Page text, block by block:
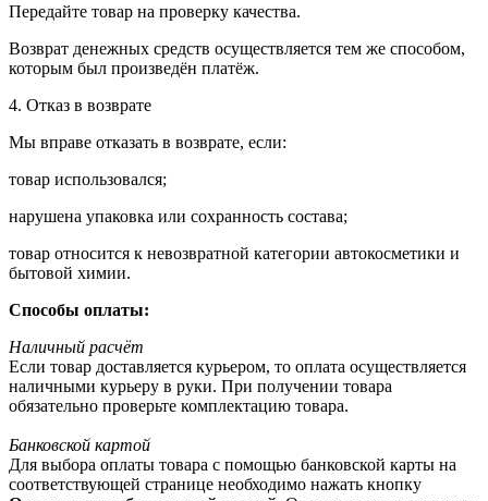
Передайте товар на проверку качества.
Возврат денежных средств осуществляется тем же способом,
которым был произведён платёж.
4. Отказ в возврате
Мы вправе отказать в возврате, если:
товар использовался;
нарушена упаковка или сохранность состава;
товар относится к невозвратной категории автокосметики и
бытовой химии.
Способы оплаты:
Наличный расчёт
Если товар доставляется курьером, то оплата осуществляется
наличными курьеру в руки. При получении товара
обязательно проверьте комплектацию товара.
Банковской картой
Для выбора оплаты товара с помощью банковской карты на
соответствующей странице необходимо нажать кнопку